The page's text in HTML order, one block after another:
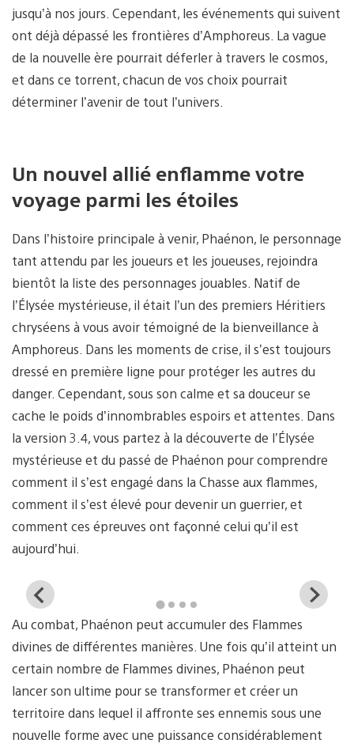
jusqu’à nos jours. Cependant, les événements qui suivent
ont déjà dépassé les frontières d’Amphoreus. La vague
de la nouvelle ère pourrait déferler à travers le cosmos,
et dans ce torrent, chacun de vos choix pourrait
déterminer l’avenir de tout l’univers.
Un nouvel allié enflamme votre
voyage parmi les étoiles
Dans l’histoire principale à venir, Phaénon, le personnage
tant attendu par les joueurs et les joueuses, rejoindra
bientôt la liste des personnages jouables. Natif de
l’Élysée mystérieuse, il était l’un des premiers Héritiers
chryséens à vous avoir témoigné de la bienveillance à
Amphoreus. Dans les moments de crise, il s’est toujours
dressé en première ligne pour protéger les autres du
danger. Cependant, sous son calme et sa douceur se
cache le poids d’innombrables espoirs et attentes. Dans
la version 3.4, vous partez à la découverte de l’Élysée
mystérieuse et du passé de Phaénon pour comprendre
comment il s’est engagé dans la Chasse aux flammes,
comment il s’est élevé pour devenir un guerrier, et
comment ces épreuves ont façonné celui qu’il est
aujourd’hui.
View
download
image
Au combat, Phaénon peut accumuler des Flammes
divines de différentes manières. Une fois qu’il atteint un
certain nombre de Flammes divines, Phaénon peut
lancer son ultime pour se transformer et créer un
territoire dans lequel il affronte ses ennemis sous une
nouvelle forme avec une puissance considérablement